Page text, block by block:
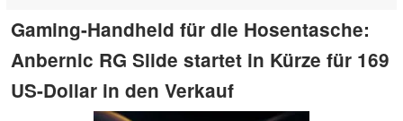
Gaming-Handheld für die Hosentasche:
Anbernic RG Slide startet in Kürze für 169
US-Dollar in den Verkauf